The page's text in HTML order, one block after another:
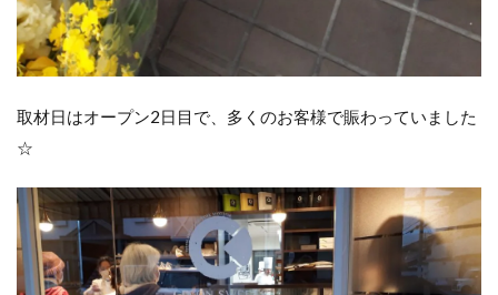
取材日はオープン2日目で、多くのお客様で賑わっていました
☆